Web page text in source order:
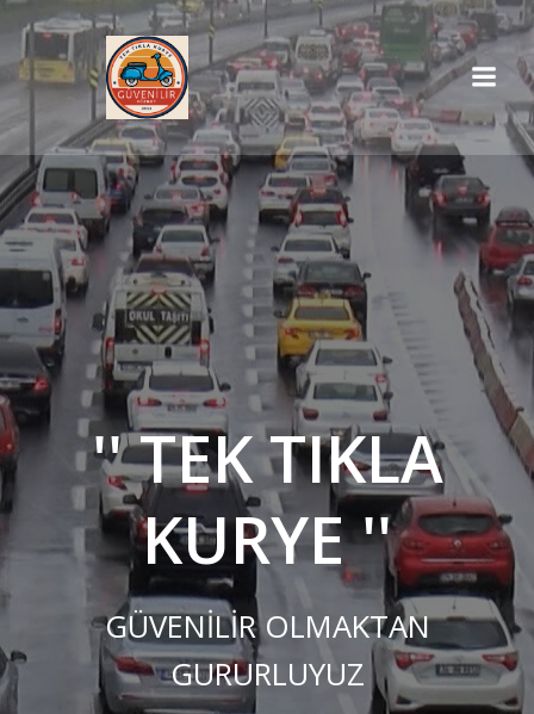
İçeriğe
geç
'' TEK TIKLA
KURYE ''
GÜVENİLİR OLMAKTAN
GURURLUYUZ